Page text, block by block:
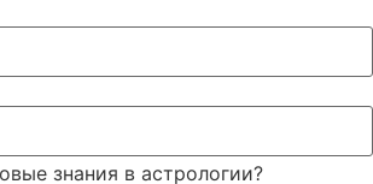
знания в астрологии?